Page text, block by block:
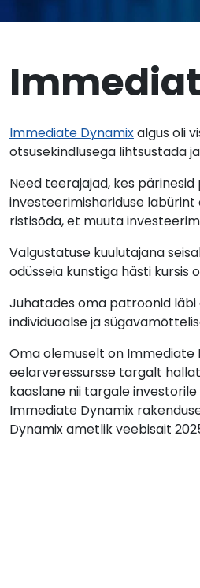
Immediate Dynamixalgus oli
otsusekindlusega lihtsustada
Need teerajajad, kes
investeerimishariduse labürint
ristisõda, et muuta
Valgustatuse kuulutajana
odüsseia kunstiga hästi
Juhatades oma patroonid
individuaalse ja
Oma olemuselt on Immediate
eelarveressursse targalt
kaaslane nii targale
Immediate Dynamix
Dynamix ametlik veebisait